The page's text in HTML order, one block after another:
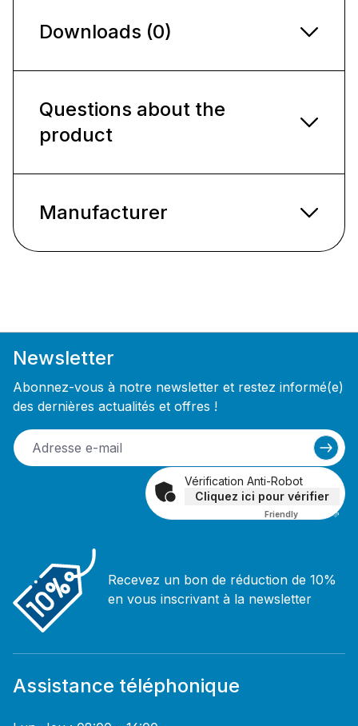
Downloads (0)
Questions about the
product
Manufacturer
Newsletter
Abonnez-vous à notre newsletter et restez informé(e)
des dernières actualités et offres !
Vérification Anti-Robot
Cliquez ici pour vérifier
Friendly Captcha ⇗
Recevez un bon de réduction de 10%
en vous inscrivant à la newsletter
Assistance téléphonique